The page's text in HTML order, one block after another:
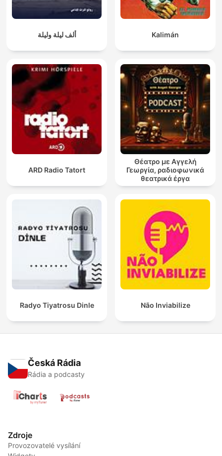
ألف ليلة وليلة Kalimán
ARD Radio Tatort
Θέατρο με Αγγελή
Γεωργία, ραδιοφωνικά
θεατρικά έργα
Radyo Tiyatrosu Dinle Não Inviabilize
Česká Rádia
Rádia a podcasty
Zdroje
Provozovatelé vysílání